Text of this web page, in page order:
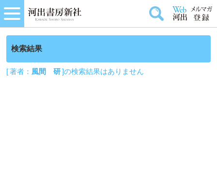
検索結果
[ 著者： 風間 研]の検索結果はありません